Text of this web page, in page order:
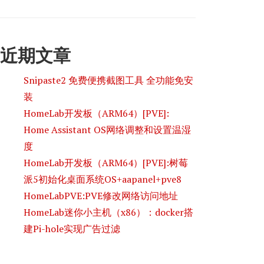
近期文章
Snipaste2 免费便携截图工具 全功能免安
装
HomeLab开发板（ARM64）[PVE]:
Home Assistant OS网络调整和设置温湿
度
HomeLab开发板（ARM64）[PVE]:树莓
派5初始化桌面系统OS+aapanel+pve8
HomeLabPVE:PVE修改网络访问地址
HomeLab迷你小主机（x86）：docker搭
建Pi-hole实现广告过滤